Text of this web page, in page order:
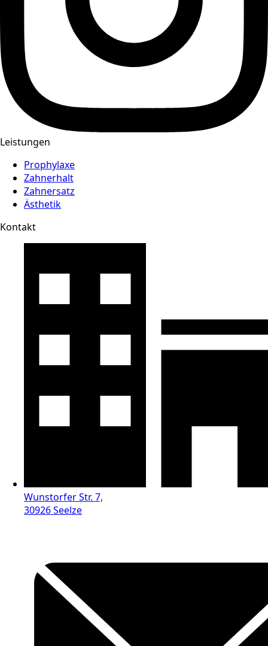
Leistungen
Prophylaxe
Zahnerhalt
Zahnersatz
Ästhetik
Kontakt
Wunstorfer Str. 7,
30926 Seelze